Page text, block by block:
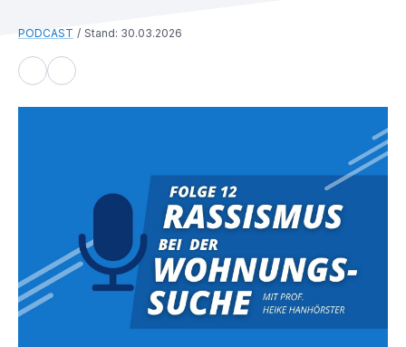
PODCAST Stand: 30.03.2026